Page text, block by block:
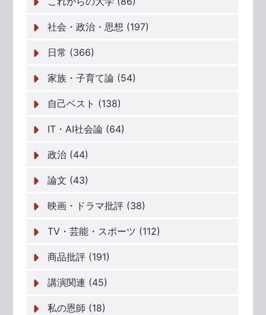
社会・政治・思想 (197)
日常 (366)
家族・子育て論 (54)
自己ベスト (138)
IT・AI社会論 (64)
政治 (44)
論文 (43)
映画・ドラマ批評 (38)
TV・芸能・スポーツ (112)
商品批評 (191)
講演関連 (45)
私の恩師 (18)